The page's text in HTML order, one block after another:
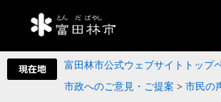
富田林市公式ウェブサイトトップ
市政へのご意見・ご提案 > 市民の